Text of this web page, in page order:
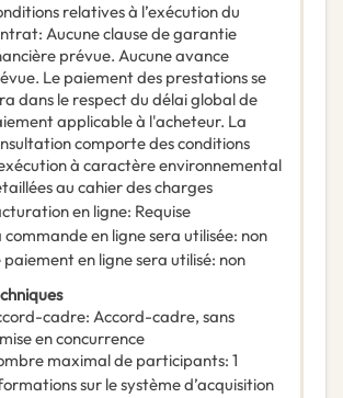
relatives à l’exécution du
: Aucune clause de garantie
prévue. Aucune avance
Le paiement des prestations se
dans le respect du délai global de
applicable à l'acheteur. La
comporte des conditions
à caractère environnemental
au cahier des charges
en ligne: Requise
commande en ligne sera utilisée: non
paiement en ligne sera utilisé: non
cadre: Accord-cadre, sans
en concurrence
maximal de participants: 1
sur le système d’acquisition